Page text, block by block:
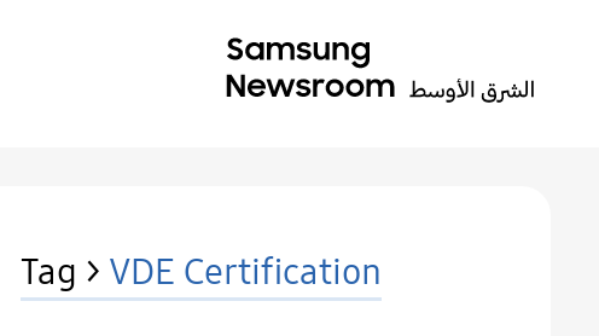
Tag > VDE Certification